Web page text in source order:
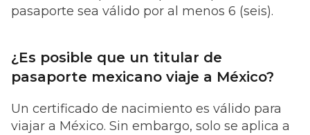
pasaporte sea válido por al menos 6 (seis).
¿Es posible que un titular de
pasaporte mexicano viaje a México?
Un certificado de nacimiento es válido para
viajar a México. Sin embargo, solo se aplica a